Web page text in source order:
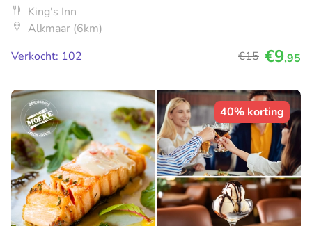
King's Inn
Alkmaar (6km)
Verkocht: 102
€15 €9,95
40% korting